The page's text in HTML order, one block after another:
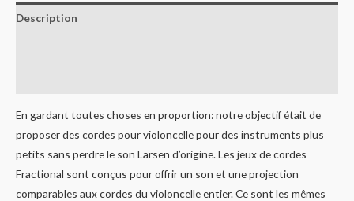
Description
En gardant toutes choses en proportion: notre objectif était de
proposer des cordes pour violoncelle pour des instruments plus
petits sans perdre le son Larsen d’origine. Les jeux de cordes
Fractional sont conçus pour offrir un son et une projection
comparables aux cordes du violoncelle entier. Ce sont les mêmes